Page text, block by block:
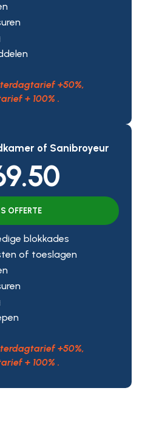
+50%,
+ 100% .
of Sanibroyeur
OFFERTE
blokkades
of toeslagen
+50%,
+ 100% .